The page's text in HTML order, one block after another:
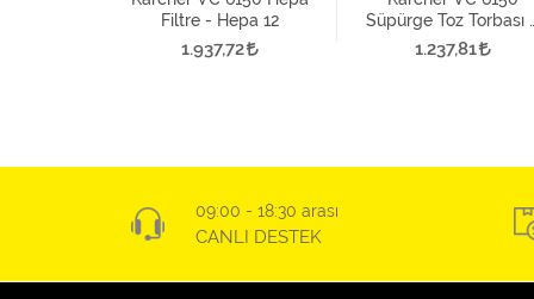
Filtre - Hepa 12
1.937,72
Süpürge Toz Torbası 5
Adet
1.237,81
09:00 - 18:30 arası
CANLI DESTEK